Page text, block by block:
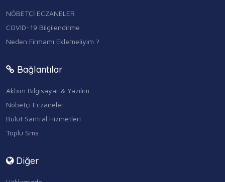
NÖBETÇİ ECZANELER
COVID-19 Bilgilendirme
Neden Firmamı Eklemeliyim ?
Bağlantılar
Akbim Bilgisayar & Yazılım
Nöbetçi Eczaneler
Bulut Santral Hizmetleri
Toplu Sms
Diğer